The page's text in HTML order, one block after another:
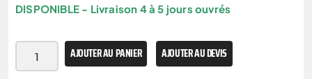
DISPONIBLE - Livraison 4 à 5 jours ouvrés
AJOUTER AU PANIER AJOUTER AU DEVIS